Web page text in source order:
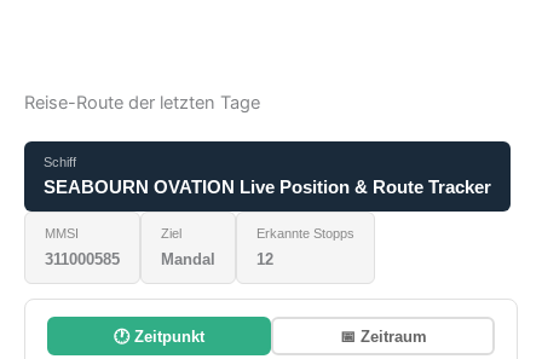
Reise-Route der letzten Tage
Schiff
SEABOURN OVATION Live Position & Route Tracker
MMSI
311000585
Ziel
Mandal
Erkannte Stopps
12
🕐 Zeitpunkt 📅 Zeitraum